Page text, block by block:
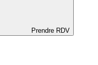
Prendre RDV